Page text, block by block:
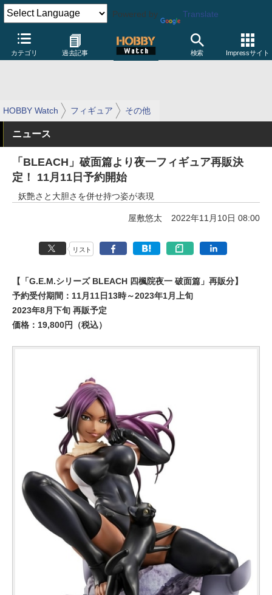
Powered by Translate
カテゴリ 過去記事 検索 Impressサイト
HOBBY Watch フィギュア その他
ニュース
「BLEACH」破面篇より夜一フィギュア再販決
定！ 11月11日予約開始
妖艶さと大胆さを併せ持つ姿が表現
屋敷悠太 2022年11月10日 08:00
リスト
【「G.E.M.シリーズ BLEACH 四楓院夜一 破面篇」再販分】
予約受付期間：11月11日13時～2023年1月上旬
2023年8月下旬 再販予定
価格：19,800円（税込）